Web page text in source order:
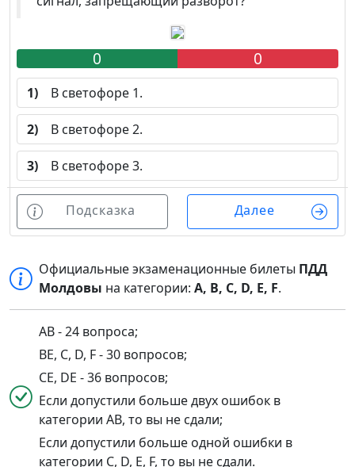
0 0
1) В светофоре 1.
2) В светофоре 2.
3) В светофоре 3.
Подсказка Далее
Официальные экзаменационные билеты ПДД
Молдовы на категории:A, B, C, D, E, F.
AB - 24 вопроса;
BE, C, D, F - 30 вопросов;
CE, DE - 36 вопросов;
Если допустили больше двух ошибок в
категории AB, то вы не сдали;
Если допустили больше одной ошибки в
категории C, D, E, F, то вы не сдали.